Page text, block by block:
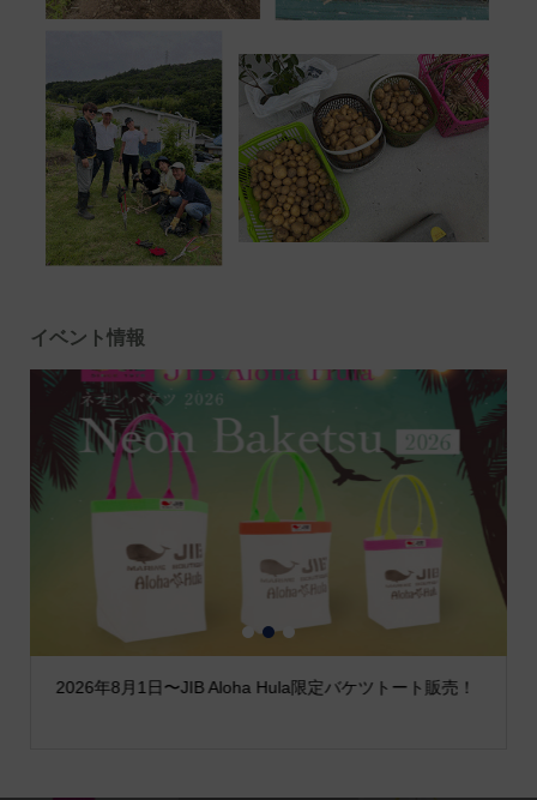
イベント情報
2026年8月1日〜JIB Aloha Hula限定バケツトート販売！
1 2 3